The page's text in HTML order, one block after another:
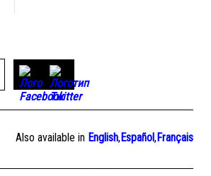
Also available in English,Español,Français